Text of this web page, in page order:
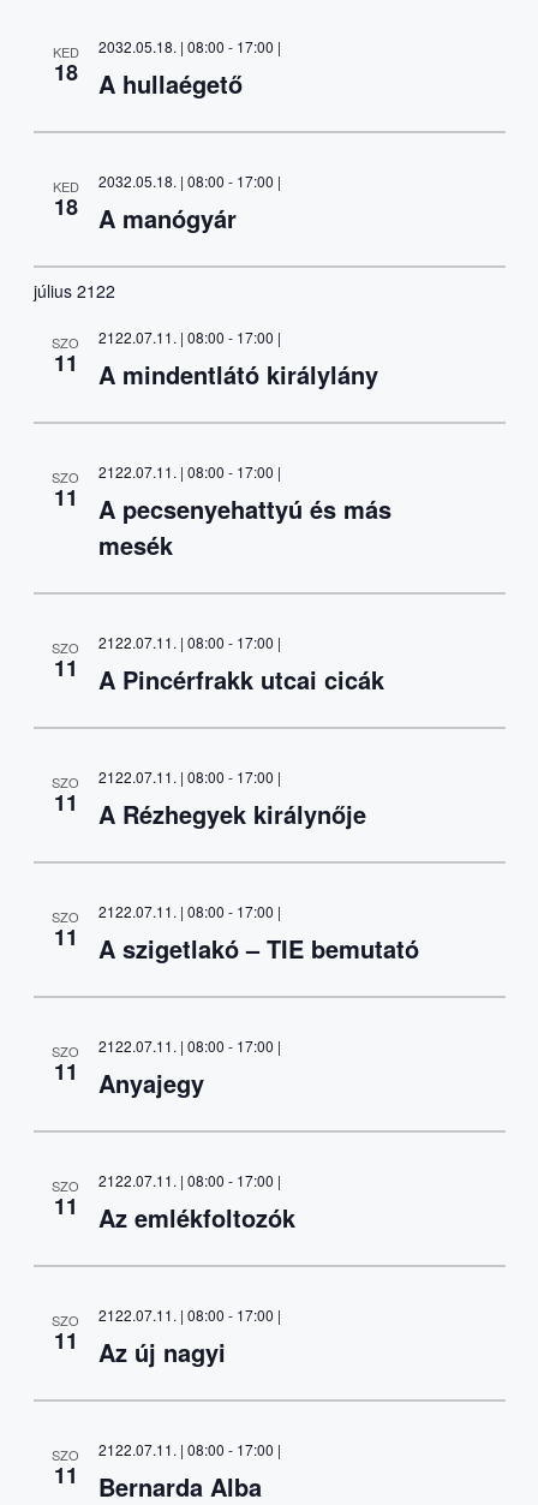
KED
18
2032.05.18. | 08:00 - 17:00 |
A hullaégető
KED
18
2032.05.18. | 08:00 - 17:00 |
A manógyár
július 2122
SZO
11
2122.07.11. | 08:00 - 17:00 |
A mindentlátó királylány
SZO
11
2122.07.11. | 08:00 - 17:00 |
A pecsenyehattyú és más
mesék
SZO
11
2122.07.11. | 08:00 - 17:00 |
A Pincérfrakk utcai cicák
SZO
11
2122.07.11. | 08:00 - 17:00 |
A Rézhegyek királynője
SZO
11
2122.07.11. | 08:00 - 17:00 |
A szigetlakó – TIE bemutató
SZO
11
2122.07.11. | 08:00 - 17:00 |
Anyajegy
SZO
11
2122.07.11. | 08:00 - 17:00 |
Az emlékfoltozók
SZO
11
2122.07.11. | 08:00 - 17:00 |
Az új nagyi
SZO
11
2122.07.11. | 08:00 - 17:00 |
Bernarda Alba